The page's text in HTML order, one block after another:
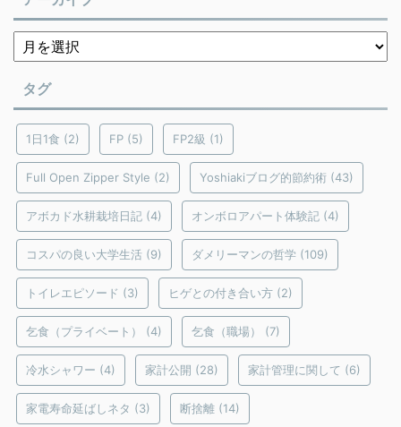
タグ
1日1食 (2) FP (5) FP2級 (1)
Full Open Zipper Style (2) Yoshiakiブログ的節約術 (43)
アボカド水耕栽培日記 (4) オンボロアパート体験記 (4)
コスパの良い大学生活 (9) ダメリーマンの哲学 (109)
トイレエピソード (3) ヒゲとの付き合い方 (2)
乞食（プライベート） (4) 乞食（職場） (7)
冷水シャワー (4) 家計公開 (28) 家計管理に関して (6)
家電寿命延ばしネタ (3) 断捨離 (14)